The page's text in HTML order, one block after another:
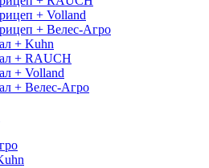
+ Volland
+ Велес-Агро
+ Kuhn
+ RAUCH
+ Volland
+ Велес-Агро